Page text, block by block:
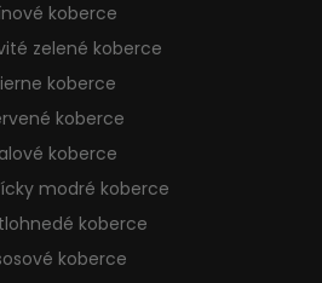
koberce
zelené koberce
koberce
koberce
koberce
modré koberce
koberce
koberce